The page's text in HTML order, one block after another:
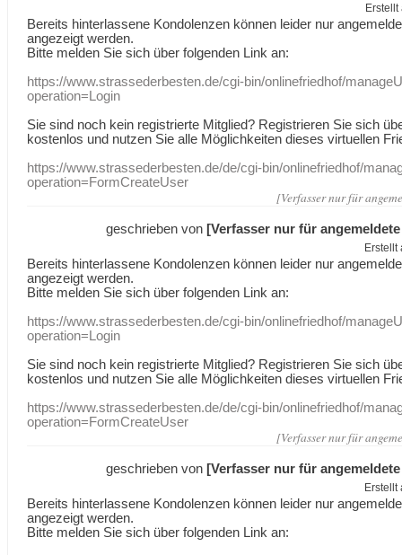
Erstellt
Bereits hinterlassene Kondolenzen können leider nur
angezeigt werden.
Bitte melden Sie sich über folgenden Link an:
https://www.strassederbesten.de/cgi-bin/onlinefriedhof/
operation=Login
Sie sind noch kein registrierte Mitglied? Registrieren Sie sich
kostenlos und nutzen Sie alle Möglichkeiten dieses virtuellen
https://www.strassederbesten.de/de/cgi-bin/onlinefriedhof/
operation=FormCreateUser
[Verfasser nur für
geschrieben von [Verfasser nur für
Erstellt
Bereits hinterlassene Kondolenzen können leider nur
angezeigt werden.
Bitte melden Sie sich über folgenden Link an:
https://www.strassederbesten.de/cgi-bin/onlinefriedhof/
operation=Login
Sie sind noch kein registrierte Mitglied? Registrieren Sie sich
kostenlos und nutzen Sie alle Möglichkeiten dieses virtuellen
https://www.strassederbesten.de/de/cgi-bin/onlinefriedhof/
operation=FormCreateUser
[Verfasser nur für
geschrieben von [Verfasser nur für
Erstellt
Bereits hinterlassene Kondolenzen können leider nur
angezeigt werden.
Bitte melden Sie sich über folgenden Link an: